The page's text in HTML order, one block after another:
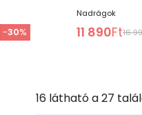
-30%
Nadrágok
11 890Ft16
16 látható a27